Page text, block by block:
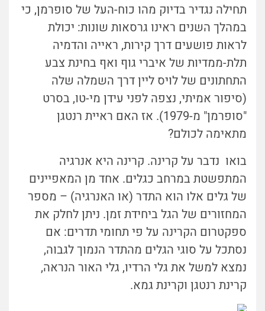
תחילה נגדיר בדיוק מהו כוח-העל של סופרמן, כי
במהלך השנים ראינו גרסאות שונות: יכולת
לראות פושעים דרך קירות, ראייה והדמיה
תלת-ממדיות של איברי גוף ואף בחינת צבע
התחתונים של לויס ליין דרך השמלה שלה
(סיפור אמיתי, נצפה לפני עידן מי-טו, בסרט
"סופרמן" מ-1979). אז האם ראיית רנטגן
מתאימה לכולם?
בואו נדבר על קרינה. קרינה היא אנרגיה
המתפשטת במרחב כגלים. אחד מן המאפיינים
של גלים אלו הוא התדר (או האנרגיה) – מספר
המחזורים של הגל ביחידת זמן. ניתן לחלק את
ספקטרום הקרינה על פי תחומי תדרים: אם
נסתכל על סוגי הגלים מהתדר הנמוך לגבוה,
נמצא למשל את גלי הרדיו, גלי האור הנראה,
קרינת רנטגן וקרינת גמא.